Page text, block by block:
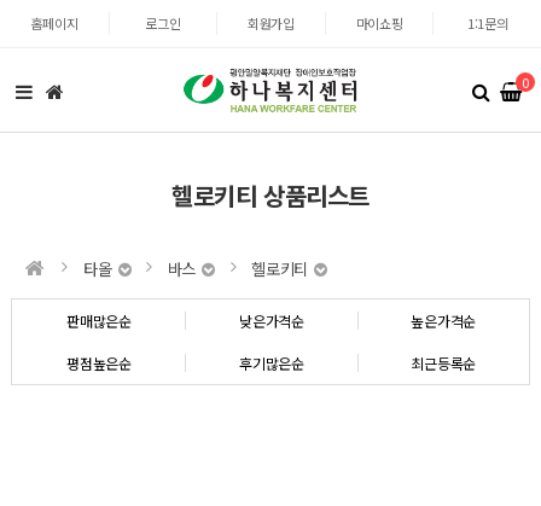
홈페이지 로그인 회원가입 마이쇼핑 1:1문의
0
헬로키티 상품리스트
타올 바스 헬로키티
판매많은순 낮은가격순 높은가격순
평점높은순 후기많은순 최근등록순